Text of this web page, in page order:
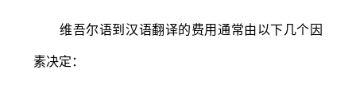
维吾尔语到汉语翻译的费用通常由以下几个因
素决定：